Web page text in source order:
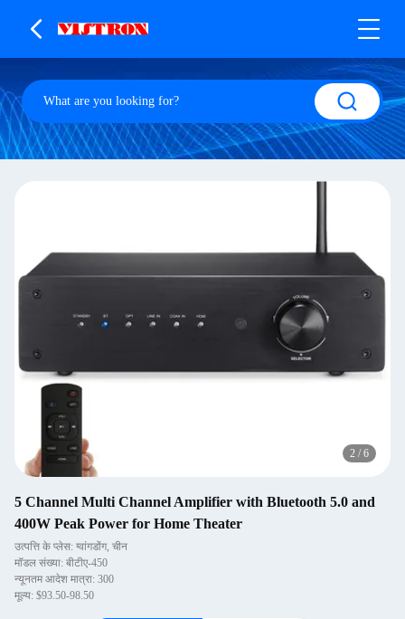
2 / 6
5 Channel Multi Channel Amplifier with Bluetooth 5.0 and
400W Peak Power for Home Theater
उत्पत्ति के प्लेस: ग्वांगडोंग, चीन
मॉडल संख्या: बीटीए-450
न्यूनतम आदेश मात्रा: 300
मूल्य: $93.50-98.50